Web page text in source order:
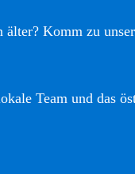
Komm zu
Team und das